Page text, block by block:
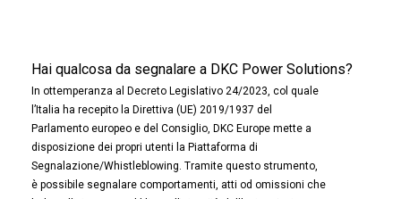
Hai qualcosa da segnalare a DKC Power Solutions?
In ottemperanza al Decreto Legislativo 24/2023, col quale
l’Italia ha recepito la Direttiva (UE) 2019/1937 del
Parlamento europeo e del Consiglio, DKC Europe mette a
disposizione dei propri utenti la Piattaforma di
Segnalazione/Whistleblowing. Tramite questo strumento,
è possibile segnalare comportamenti, atti od omissioni che